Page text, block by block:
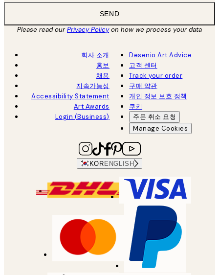
SEND
Please read ourPrivacy Policyon how we process your data
회사 소개
홍보
채용
지속가능성
Accessibility Statement
Art Awards
Login (Business)
Desenio Art Advice
고객 센터
Track your order
구매 약관
개인 정보 보호 정책
쿠키
주문 취소 요청
Manage Cookies
KORENGLISH